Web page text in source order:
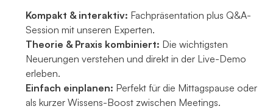
Kompakt & interaktiv: Fachpräsentation plus Q&A-
Session mit unseren Experten.
Theorie & Praxis kombiniert: Die wichtigsten
Neuerungen verstehen und direkt in der Live-Demo
erleben.
Einfach einplanen: Perfekt für die Mittagspause oder
als kurzer Wissens-Boost zwischen Meetings.